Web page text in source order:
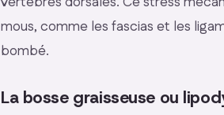
mous, comme les fascias et les
bombé.
La bosse graisseuse ou